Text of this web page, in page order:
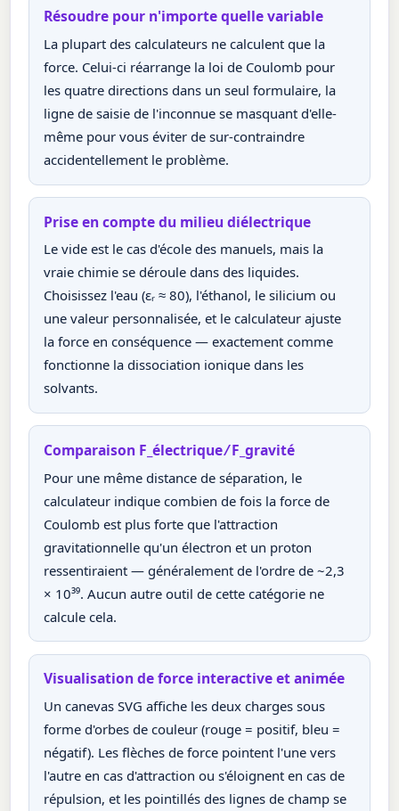
Résoudre pour n'importe quelle variable
La plupart des calculateurs ne calculent que la
force. Celui-ci réarrange la loi de Coulomb pour
les quatre directions dans un seul formulaire, la
ligne de saisie de l'inconnue se masquant d'elle-
même pour vous éviter de sur-contraindre
accidentellement le problème.
Prise en compte du milieu diélectrique
Le vide est le cas d'école des manuels, mais la
vraie chimie se déroule dans des liquides.
Choisissez l'eau (εᵣ ≈ 80), l'éthanol, le silicium ou
une valeur personnalisée, et le calculateur ajuste
la force en conséquence — exactement comme
fonctionne la dissociation ionique dans les
solvants.
Comparaison F_électrique ⁄ F_gravité
Pour une même distance de séparation, le
calculateur indique combien de fois la force de
Coulomb est plus forte que l'attraction
gravitationnelle qu'un électron et un proton
ressentiraient — généralement de l'ordre de ~2,3
× 10³⁹. Aucun autre outil de cette catégorie ne
calcule cela.
Visualisation de force interactive et animée
Un canevas SVG affiche les deux charges sous
forme d'orbes de couleur (rouge = positif, bleu =
négatif). Les flèches de force pointent l'une vers
l'autre en cas d'attraction ou s'éloignent en cas de
répulsion, et les pointillés des lignes de champ se